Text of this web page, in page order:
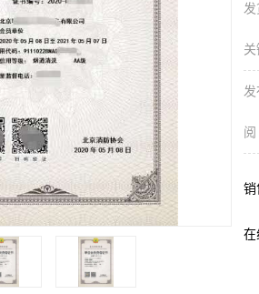
发
关
发
阅
销
在